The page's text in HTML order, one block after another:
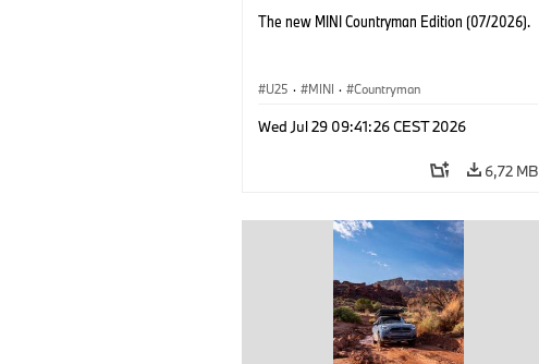
The new MINI Countryman Edition (07/2026).
U25 · MINI · Countryman
Wed Jul 29 09:41:26 CEST 2026
6,72 MB